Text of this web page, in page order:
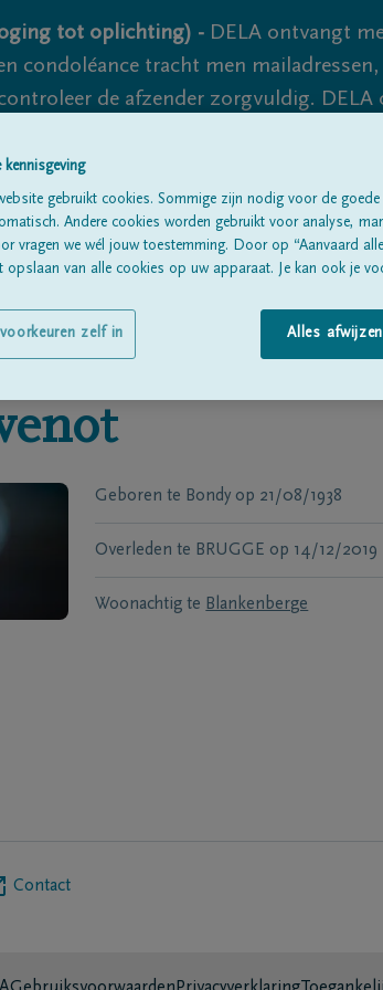
tot oplichting) - DELA ontvangt
condoléance tracht men
de afzender zorgvuldig.
nooit volledig uit te sluiten, dus blijf
Alle
Geboren te Bondy op 21/08/1938
Overleden te BRUGGE op 14/12/2019
Woonachtig te Blankenberge
Contact
kennisgeving
gebruikt cookies. Sommige zijn nodig voor de
Andere cookies worden gebruikt voor analyse,
vragen we wél jouw toestemming. Door op “Aanvaard
opslaan van alle cookies op uw apparaat. Je kan ook je
Alles afwijzen
zelf in